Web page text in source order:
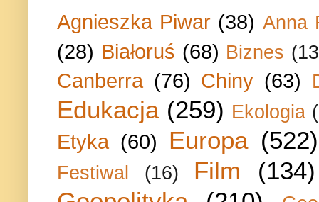
Agnieszka Piwar (38) Anna
(28) Białoruś (68) Biznes
Canberra (76) Chiny (63)
Edukacja (259) Ekologia
Etyka (60) Europa (522)
Festiwal (16) Film
(134)